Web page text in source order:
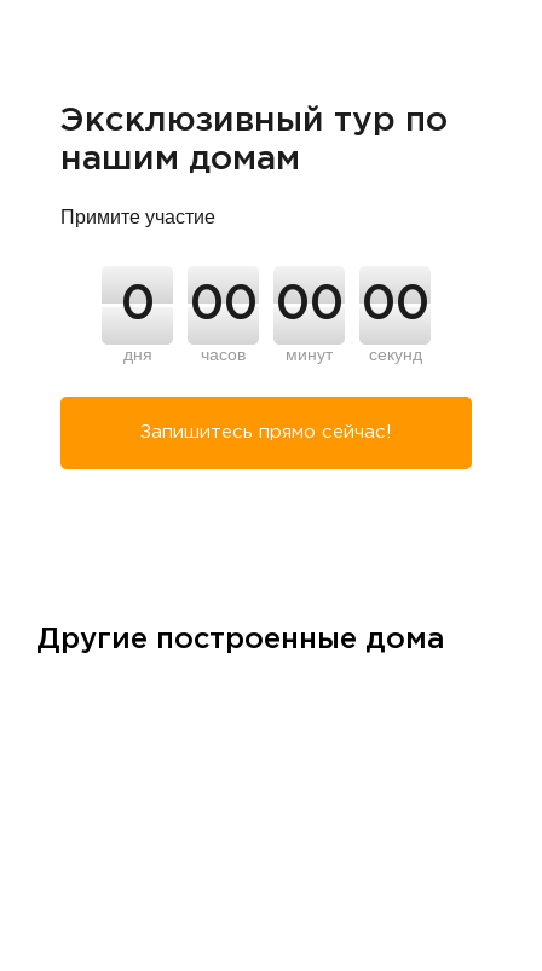
Эксклюзивный тур по
нашим домам
Примите участие
0
дня
00
часов
00
минут
00
секунд
Запишитесь прямо сейчас!
Другие построенные дома